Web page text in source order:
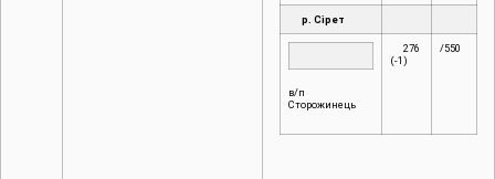
р. Сірет
в/п
Сторожинець
276
(-1)
/550